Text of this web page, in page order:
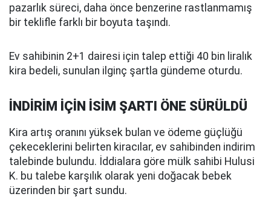
pazarlık süreci, daha önce benzerine rastlanmamış
bir teklifle farklı bir boyuta taşındı.
Ev sahibinin 2+1 dairesi için talep ettiği 40 bin liralık
kira bedeli, sunulan ilginç şartla gündeme oturdu.
İNDİRİM İÇİN İSİM ŞARTI ÖNE SÜRÜLDÜ
Kira artış oranını yüksek bulan ve ödeme güçlüğü
çekeceklerini belirten kiracılar, ev sahibinden indirim
talebinde bulundu. İddialara göre mülk sahibi Hulusi
K. bu talebe karşılık olarak yeni doğacak bebek
üzerinden bir şart sundu.